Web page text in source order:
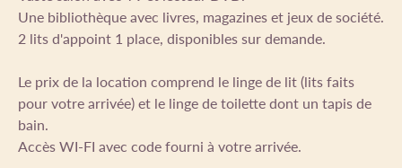
Une bibliothèque avec livres, magazines et jeux de société.
2 lits d'appoint 1 place, disponibles sur demande.
Le prix de la location comprend le linge de lit (lits faits
pour votre arrivée) et le linge de toilette dont un tapis de
bain.
Accès WI-FI avec code fourni à votre arrivée.